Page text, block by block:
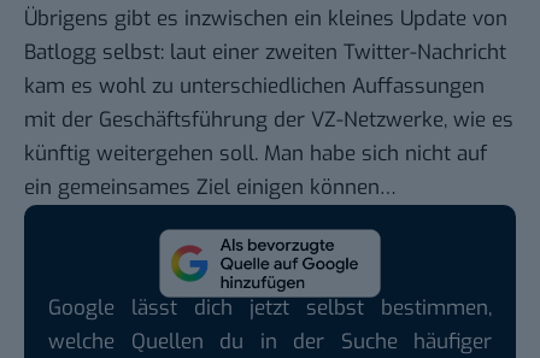
Übrigens gibt es inzwischen ein kleines Update von
Batlogg selbst: laut einer zweiten Twitter-Nachricht
kam es wohl zu unterschiedlichen Auffassungen
mit der Geschäftsführung der VZ-Netzwerke, wie es
künftig weitergehen soll. Man habe sich nicht auf
ein gemeinsames Ziel einigen können…
Google lässt dich jetzt selbst bestimmen,
welche Quellen du in der Suche häufiger